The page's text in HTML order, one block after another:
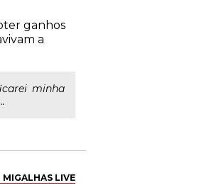
ganhos
a
minha
MIGALHAS LIVE